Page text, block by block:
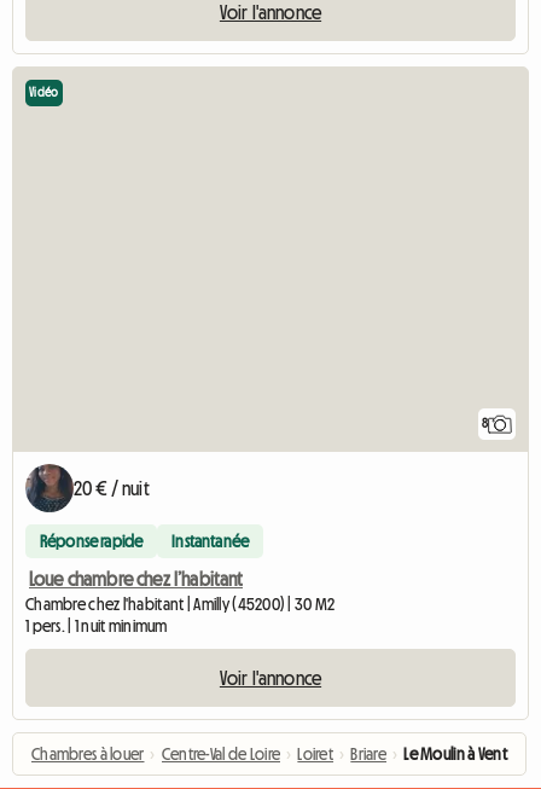
Voir l'annonce
8
Vidéo
20 € / nuit
Réponse rapide Instantanée
Loue chambre chez l’habitant
Chambre chez l'habitant | Amilly (45200) | 30 M2
1 pers. | 1 nuit minimum
Voir l'annonce
Chambres à louer › Centre-Val de Loire › Loiret › Briare › Le Moulin à Vent